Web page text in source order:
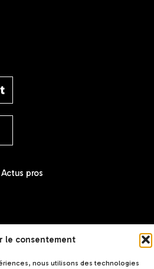
le consentement
nous utilisons des technologies
Actus pros